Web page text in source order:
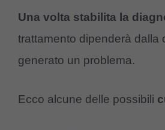
Una volta stabilita la
trattamento dipenderà dalla
generato un problema.
Ecco alcune delle possibili